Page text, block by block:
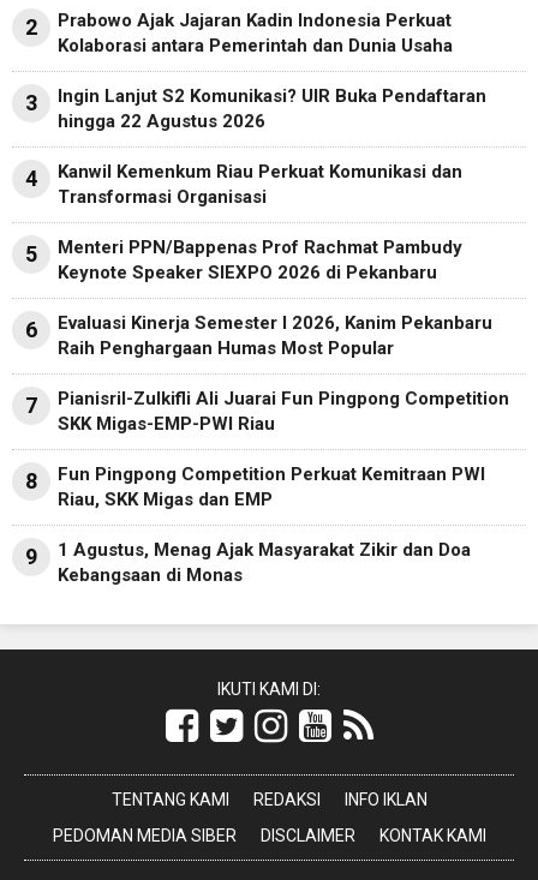
2
Prabowo Ajak Jajaran Kadin Indonesia Perkuat
Kolaborasi antara Pemerintah dan Dunia Usaha
3
Ingin Lanjut S2 Komunikasi? UIR Buka Pendaftaran
hingga 22 Agustus 2026
4
Kanwil Kemenkum Riau Perkuat Komunikasi dan
Transformasi Organisasi
5
Menteri PPN/Bappenas Prof Rachmat Pambudy
Keynote Speaker SIEXPO 2026 di Pekanbaru
6
Evaluasi Kinerja Semester I 2026, Kanim Pekanbaru
Raih Penghargaan Humas Most Popular
7
Pianisril-Zulkifli Ali Juarai Fun Pingpong Competition
SKK Migas-EMP-PWI Riau
8
Fun Pingpong Competition Perkuat Kemitraan PWI
Riau, SKK Migas dan EMP
9
1 Agustus, Menag Ajak Masyarakat Zikir dan Doa
Kebangsaan di Monas
IKUTI KAMI DI:
TENTANG KAMI REDAKSI
INFO IKLAN
PEDOMAN MEDIA SIBER
DISCLAIMER KONTAK KAMI